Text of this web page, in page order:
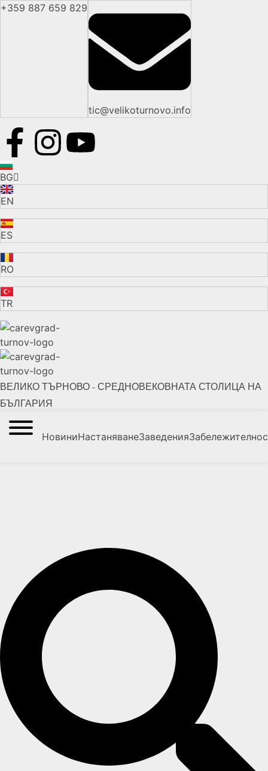
+359 887 659 829
tic@velikoturnovo.info
BG
EN
ES
RO
TR
ВЕЛИКО ТЪРНОВО - СРЕДНОВЕКОВНАТА СТОЛИЦА НА
БЪЛГАРИЯ
НовиниНастаняванеЗаведения